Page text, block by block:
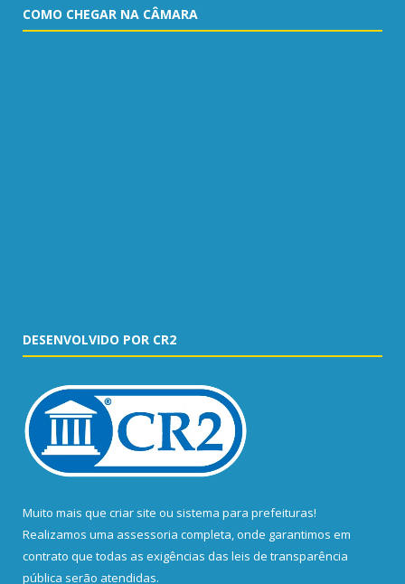
COMO CHEGAR NA CÂMARA
DESENVOLVIDO POR CR2
Muito mais que criar site ou sistema para prefeituras!
Realizamos uma assessoria completa, onde garantimos em
contrato que todas as exigências das leis de transparência
pública serão atendidas.